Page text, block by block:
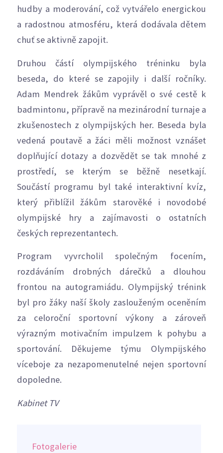
hudby a moderování, což vytvářelo energickou
a radostnou atmosféru, která dodávala dětem
chuť se aktivně zapojit.
Druhou částí olympijského tréninku byla
beseda, do které se zapojily i další ročníky.
Adam Mendrek žákům vyprávěl o své cestě k
badmintonu, přípravě na mezinárodní turnaje a
zkušenostech z olympijských her. Beseda byla
vedená poutavě a žáci měli možnost vznášet
doplňující dotazy a dozvědět se tak mnohé z
prostředí, se kterým se běžně nesetkají.
Součástí programu byl také interaktivní kvíz,
který přiblížil žákům starověké i novodobé
olympijské hry a zajímavosti o ostatních
českých reprezentantech.
Program vyvrcholil společným focením,
rozdáváním drobných dárečků a dlouhou
frontou na autogramiádu. Olympijský trénink
byl pro žáky naší školy zaslouženým oceněním
za celoroční sportovní výkony a zároveň
výrazným motivačním impulzem k pohybu a
sportování. Děkujeme týmu Olympijského
víceboje za nezapomenutelné nejen sportovní
dopoledne.
Kabinet TV
Fotogalerie